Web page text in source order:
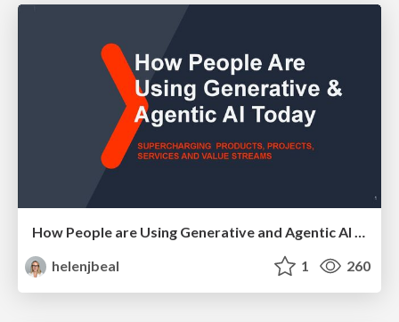
How People are Using Generative and Agentic AI to Supercharge Their Products, Projects, Services and Value Streams Today
helenjbeal
1 260